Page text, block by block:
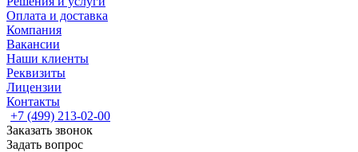
Оплата и доставка
Компания
Вакансии
Наши клиенты
Реквизиты
Лицензии
Контакты
+7 (499) 213-02-00
Заказать звонок
Задать вопрос